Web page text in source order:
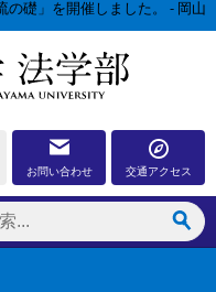
礎」を開催しました。 - 岡山
お問い合わせ 交通アクセス